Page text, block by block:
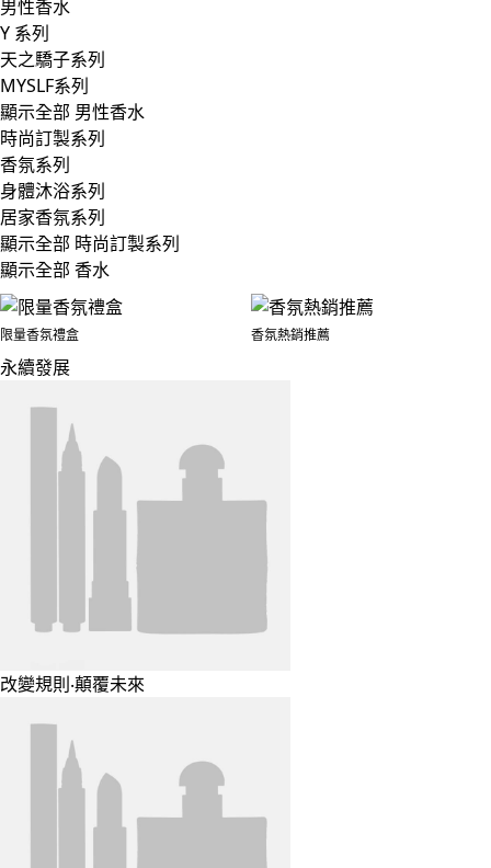
男性香水
Y 系列
天之驕子系列
MYSLF系列
顯示全部 男性香水
時尚訂製系列
香氛系列
身體沐浴系列
居家香氛系列
顯示全部 時尚訂製系列
顯示全部 香水
限量香氛禮盒 香氛熱銷推薦
永續發展
改變規則‧顛覆未來